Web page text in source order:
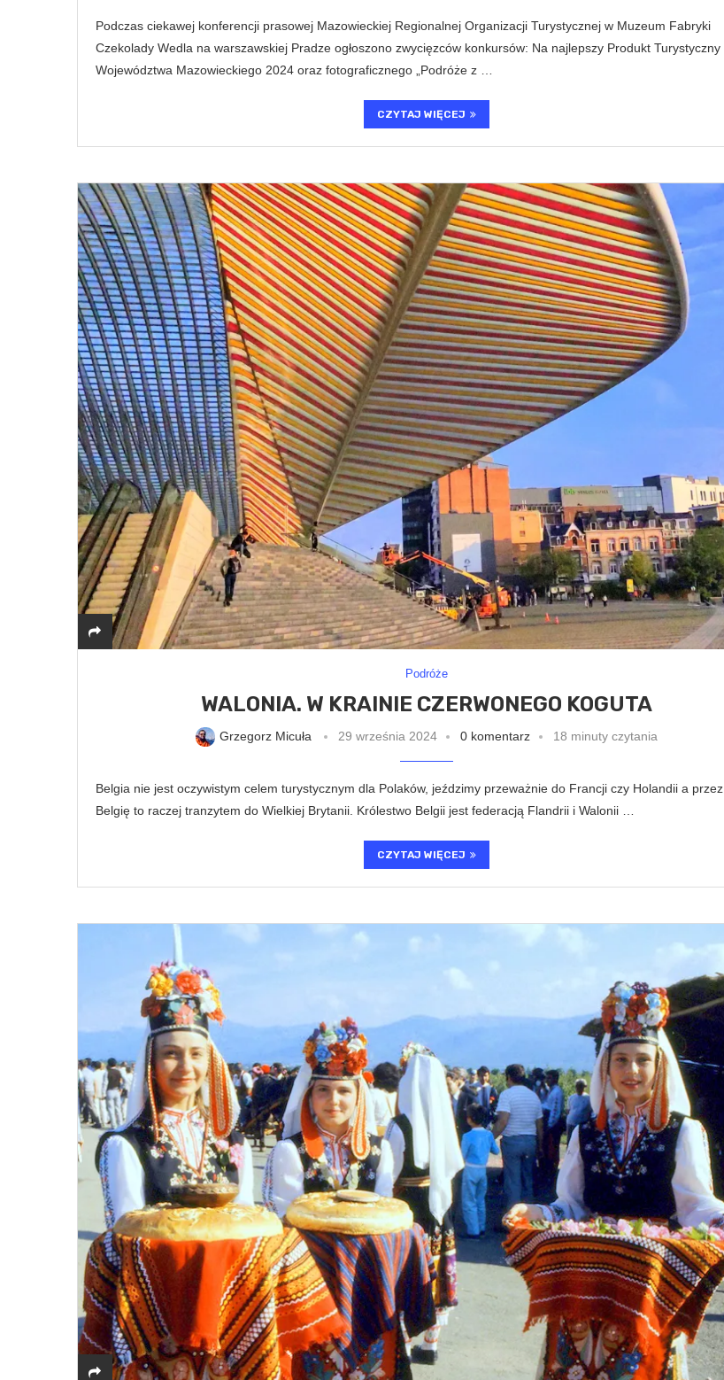
Podczas ciekawej konferencji prasowej Mazowieckiej Regionalnej Organizacji Turystycznej w Muzeum Fabryki
Czekolady Wedla na warszawskiej Pradze ogłoszono zwycięzców konkursów: Na najlepszy Produkt Turystyczny
Województwa Mazowieckiego 2024 oraz fotograficznego „Podróże z …
CZYTAJ WIĘCEJ
Podróże
WALONIA. W KRAINIE CZERWONEGO KOGUTA
Grzegorz Micuła 29 września 2024 0 komentarz 18 minuty czytania
Belgia nie jest oczywistym celem turystycznym dla Polaków, jeździmy przeważnie do Francji czy Holandii a przez
Belgię to raczej tranzytem do Wielkiej Brytanii. Królestwo Belgii jest federacją Flandrii i Walonii …
CZYTAJ WIĘCEJ